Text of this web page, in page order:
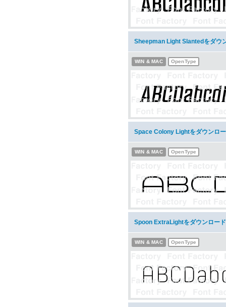
Sheepman Light Slantedをダウ
WIN & MAC OpenType
Space Colony Lightをダウンロ
WIN & MAC OpenType
Spoon ExtraLightをダウンロード
WIN & MAC OpenType